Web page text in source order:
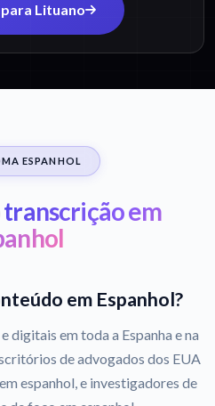
Lituano
ESPANHOL
transcrição em
em Espanhol?
digitais em toda a Espanha e na
de advogados dos EUA
espanhol, e investigadores de